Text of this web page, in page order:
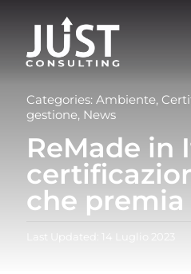
contenuto
Sicurezza sul lavoro
Medicina del Lavoro
Ambiente
Categories:Ambiente,
gestione, News
ReMade in
che
Last Updated: 14 Luglio 2023